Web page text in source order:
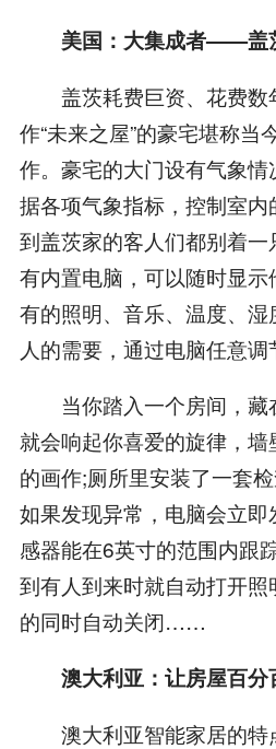
美国：大集成者——盖
盖茨耗费巨资、花费数
作“未来之屋”的豪宅堪称当
作。豪宅的大门设有气象
据各项气象指标，控制室
到盖茨家的客人们都别着
有内置电脑，可以随时显
有的照明、音乐、温度、
人的需要，通过电脑任意调
当你踏入一个房间，藏
就会响起你喜爱的旋律，
的画作;厕所里安装了一套
如果发现异常，电脑会立
感器能在6英寸的范围内跟
到有人到来时就自动打开
的同时自动关闭……
澳大利亚：让房屋百分
澳大利亚智能家居的特